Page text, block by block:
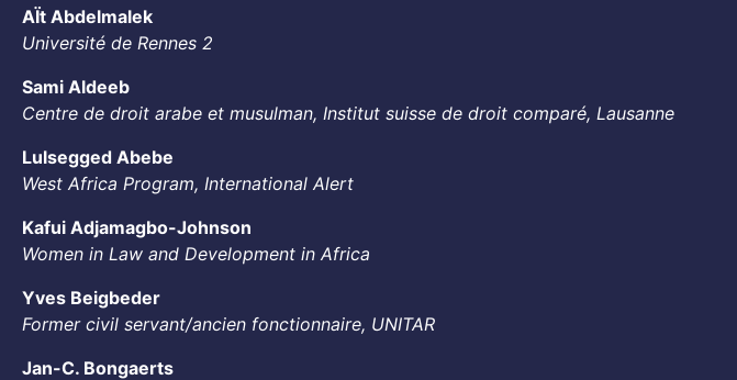
AÏt Abdelmalek
Université de Rennes 2
Sami Aldeeb
Centre de droit arabe et musulman, Institut suisse de droit comparé, Lausanne
Lulsegged Abebe
West Africa Program, International Alert
Kafui Adjamagbo-Johnson
Women in Law and Development in Africa
Yves Beigbeder
Former civil servant/ancien fonctionnaire, UNITAR
Jan-C. Bongaerts